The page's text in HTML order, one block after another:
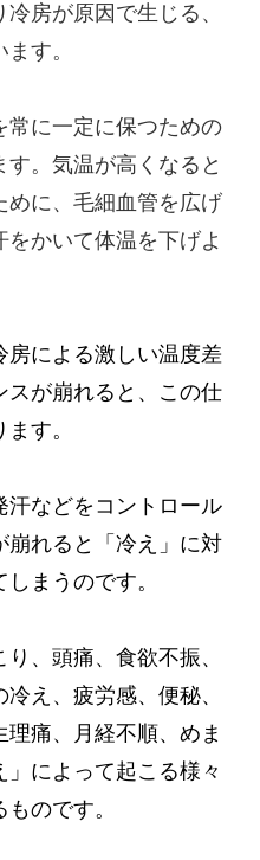
房が原因で生じる、
す。
常に一定に保つための
。気温が高くなると
めに、毛細血管を広げ
かいて体温を下げよ
房による激しい温度差
スが崩れると、この仕
す。
汗などをコントロール
崩れると「冷え」に対
まうのです。
、頭痛、食欲不振、
え、疲労感、便秘、
痛、月経不順、めま
によって起こる様々
のです。